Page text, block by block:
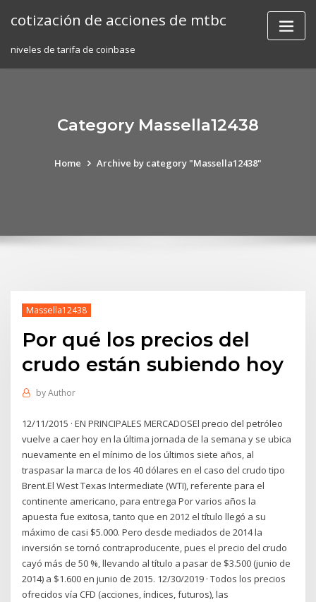
cotización de acciones de mtbc
niveles de tarifa de coinbase
Category Massella12438
Home Archive by category "Massella12438"
Massella12438
Por qué los precios del
crudo están subiendo hoy
byAuthor
12/11/2015 · EN PRINCIPALES MERCADOSEl precio del petróleo
vuelve a caer hoy en la última jornada de la semana y se ubica
nuevamente en el mínimo de los últimos siete años, al
traspasar la marca de los 40 dólares en el caso del crudo tipo
Brent.El West Texas Intermediate (WTI), referente para el
continente americano, para entrega Por varios años la
apuesta fue exitosa, tanto que en 2012 el título llegó a su
máximo de casi $5.000. Pero desde mediados de 2014 la
inversión se tornó contraproducente, pues el precio del crudo
cayó más de 50 %, llevando al título a pasar de $3.500 (junio de
2014) a $1.600 en junio de 2015. 12/30/2019 · Todos los precios
ofrecidos vía CFD (acciones, índices, futuros), las